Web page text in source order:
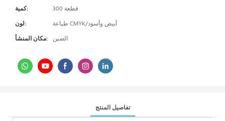
كمية:
300 قطعة
لون:
طباعة CMYK/أبيض وأسود
مكان المنشأ: الصين
تفاصيل المنتج